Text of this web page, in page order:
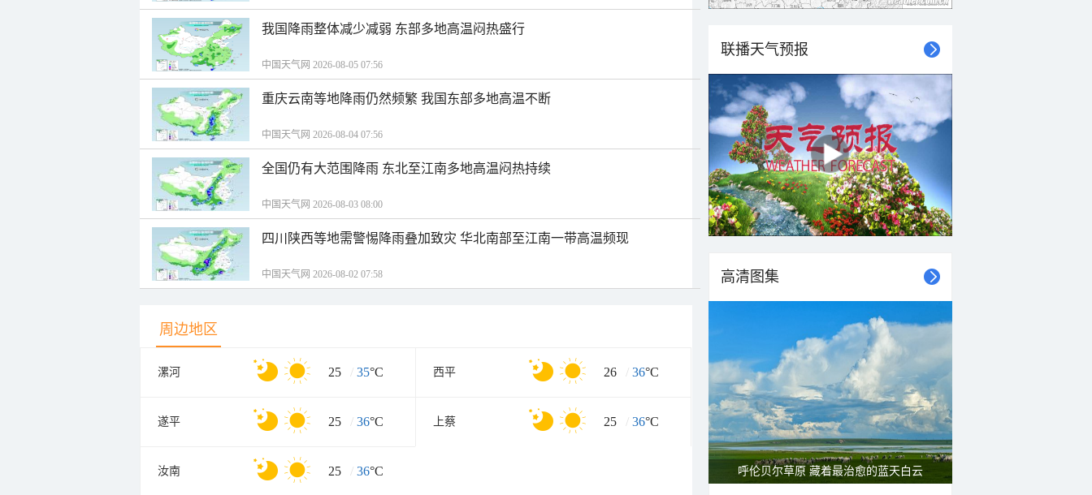
我国降雨整体减少减弱 东部多地高温闷热盛行
中国天气网 2026-08-05 07:56
重庆云南等地降雨仍然频繁 我国东部多地高温不断
中国天气网 2026-08-04 07:56
全国仍有大范围降雨 东北至江南多地高温闷热持续
中国天气网 2026-08-03 08:00
四川陕西等地需警惕降雨叠加致灾 华北南部至江南一带高温频现
中国天气网 2026-08-02 07:58
周边地区
漯河 25 / 35°C 西平 26 / 36°C
遂平 25 / 36°C 上蔡 25 / 36°C
汝南 25 / 36°C
联播天气预报
高清图集
呼伦贝尔草原 藏着最治愈的蓝天白云